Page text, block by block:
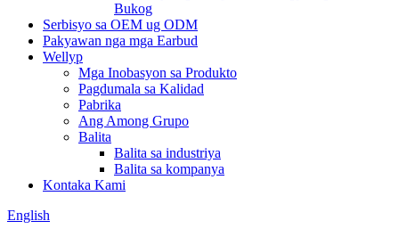
Bukog
Serbisyo sa OEM ug ODM
Pakyawan nga mga Earbud
Wellyp
Mga Inobasyon sa Produkto
Pagdumala sa Kalidad
Pabrika
Ang Among Grupo
Balita
Balita sa industriya
Balita sa kompanya
Kontaka Kami
English